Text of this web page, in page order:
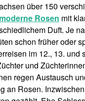
über 150
Rosen mit
Duft. Je
schon früher oder
im 12., 13. und
und
regen Austausch
an Rosen.